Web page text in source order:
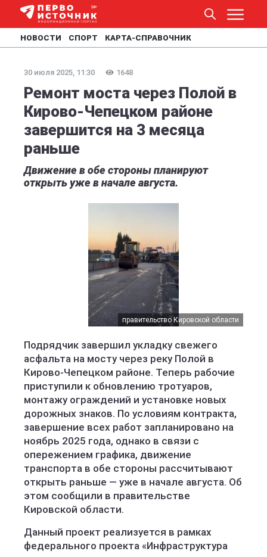
НОВОСТИ СПОРТ КАРТА-СПРАВОЧНИК
30 июля 2025, 11:30 1648
Ремонт моста через Полой в
Кирово-Чепецком районе
завершится на 3 месяца
раньше
Движение в обе стороны планируют
открыть уже в начале августа.
правительство Кировской области
Подрядчик завершил укладку свежего
асфальта на мосту через реку Полой в
Кирово-Чепецком районе. Теперь рабочие
приступили к обновлению тротуаров,
монтажу ограждений и установке новых
дорожных знаков. По условиям контракта,
завершение всех работ запланировано на
ноябрь 2025 года, однако в связи с
опережением графика, движение
транспорта в обе стороны рассчитывают
открыть раньше — уже в начале августа. Об
этом сообщили в правительстве
Кировской области.
Данный проект реализуется в рамках
федерального проекта «Инфраструктура